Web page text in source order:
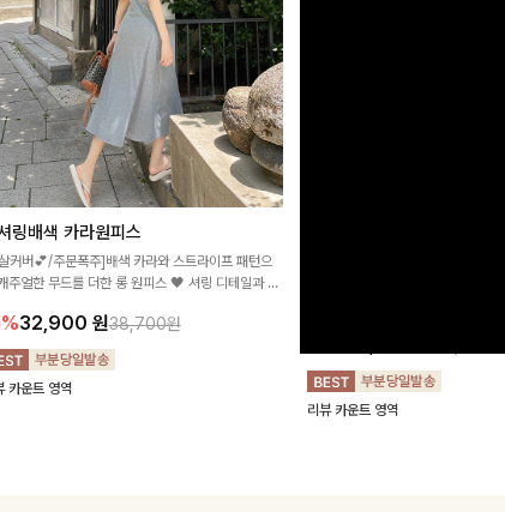
링배색 카라원피스
커버💕/주문폭주]배색 카라와 스트라이프 패턴으
주얼한 무드를 더한 롱 원피스 🖤 셔링 디테일과 쫀
32,900 원38,700원
카운트 영역
리뷰 카운트 영역